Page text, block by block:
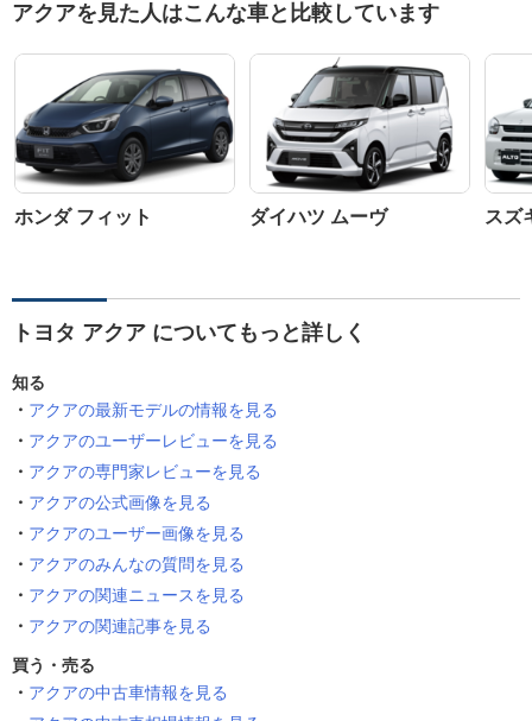
アクアを見た人はこんな車と比較しています
ホンダ フィット ダイハツ ムーヴ スズ
トヨタ アクア についてもっと詳しく
知る
アクアの最新モデルの情報を見る
アクアのユーザーレビューを見る
アクアの専門家レビューを見る
アクアの公式画像を見る
アクアのユーザー画像を見る
アクアのみんなの質問を見る
アクアの関連ニュースを見る
アクアの関連記事を見る
買う・売る
アクアの中古車情報を見る